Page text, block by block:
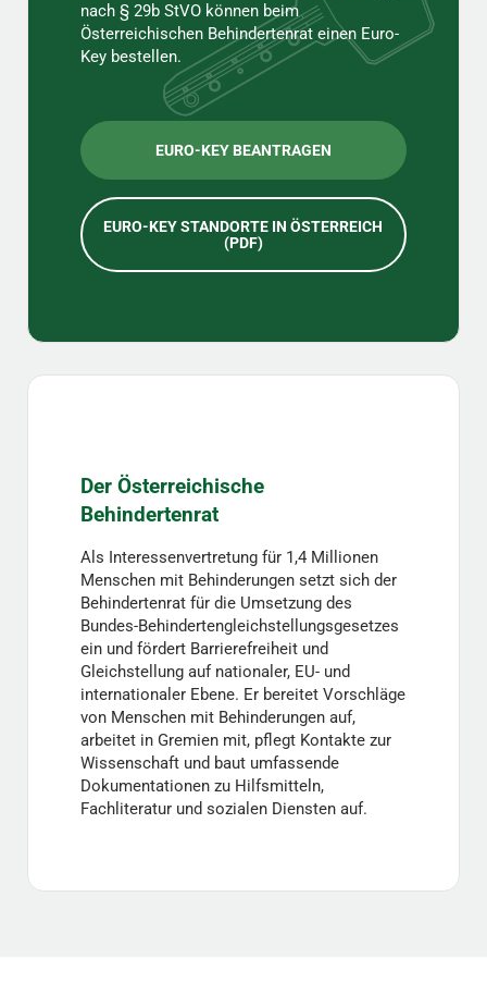
nach § 29b StVO können beim
Österreichischen Behindertenrat einen Euro-
Key bestellen.
EURO-KEY BEANTRAGEN
EURO-KEY STANDORTE IN ÖSTERREICH
(PDF)
Der Österreichische
Behindertenrat
Als Interessenvertretung für 1,4 Millionen
Menschen mit Behinderungen setzt sich der
Behindertenrat für die Umsetzung des
Bundes-Behindertengleichstellungsgesetzes
ein und fördert Barrierefreiheit und
Gleichstellung auf nationaler, EU- und
internationaler Ebene. Er bereitet Vorschläge
von Menschen mit Behinderungen auf,
arbeitet in Gremien mit, pflegt Kontakte zur
Wissenschaft und baut umfassende
Dokumentationen zu Hilfsmitteln,
Fachliteratur und sozialen Diensten auf.